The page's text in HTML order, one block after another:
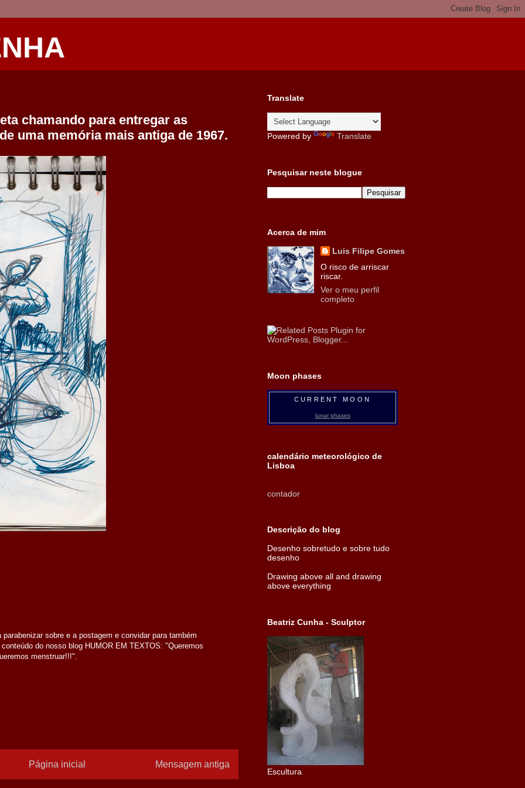
chamando para entregar as
uma memória mais antiga de 1967.
sobre e a postagem e convidar para também
do nosso blog HUMOR EM TEXTOS: "Queremos
menstruar!!!".
Mensagem antiga
Página inicial
Translate
Powered by Translate
Pesquisar neste blogue
Acerca de mim
Luis Filipe Gomes
O risco de arriscar
riscar.
Ver o meu perfil
completo
Moon phases
CURRENT MOON
lunar phases
calendário meteorológico de
Lisboa
contador
Descrição do blog
Desenho sobretudo e sobre tudo
desenho
Drawing above all and drawing
above everything
Beatriz Cunha - Sculptor
Escultura